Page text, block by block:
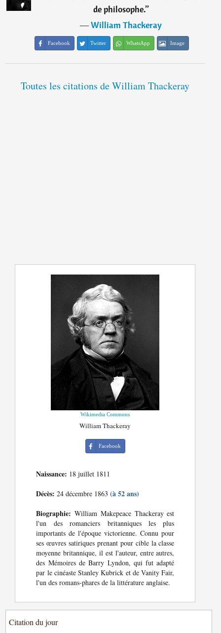
de philosophe.”
―William Thackeray
Facebook Twitter WhatsApp Image
Toutes les citations de William Thackeray
Wikimedia Commons
William Thackeray
Facebook
Naissance: 18 juillet 1811
Décès: 24 décembre 1863(à 52 ans)
Biographie: William Makepeace Thackeray est
l'un des romanciers britanniques les plus
importants de l'époque victorienne. Connu pour
ses œuvres satiriques prenant pour cible la classe
moyenne britannique, il est l'auteur, entre autres,
des Mémoires de Barry Lyndon, qui fut adapté
par le cinéaste Stanley Kubrick et de Vanity Fair,
l'un des romans-phares de la littérature anglaise.
Citation du jour